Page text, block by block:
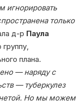
только
д-р Паула
плана.
— наряду с
— туберкулез
Но мы можем